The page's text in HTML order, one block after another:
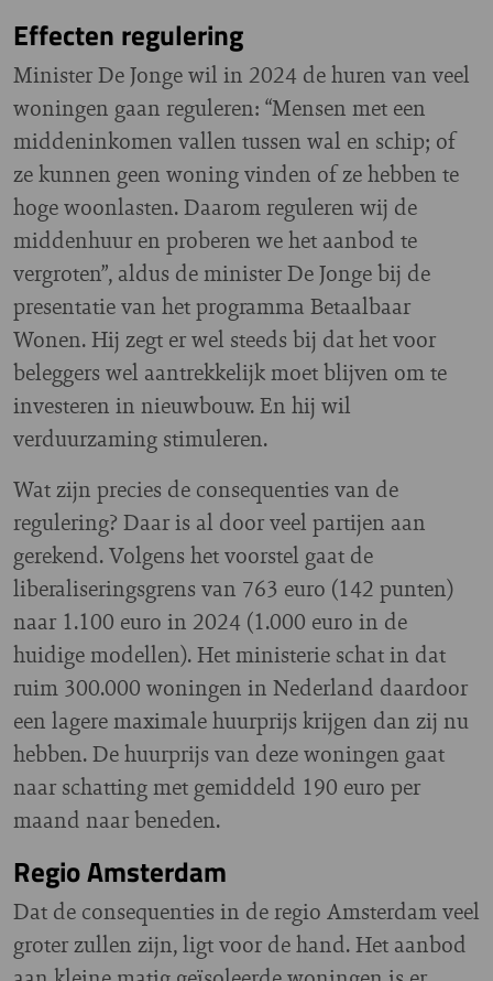
Effecten regulering
Minister De Jonge wil in 2024 de huren van veel
woningen gaan reguleren: “Mensen met een
middeninkomen vallen tussen wal en schip; of
ze kunnen geen woning vinden of ze hebben te
hoge woonlasten. Daarom reguleren wij de
middenhuur en proberen we het aanbod te
vergroten”, aldus de minister De Jonge bij de
presentatie van het programma Betaalbaar
Wonen. Hij zegt er wel steeds bij dat het voor
beleggers wel aantrekkelijk moet blijven om te
investeren in nieuwbouw. En hij wil
verduurzaming stimuleren.
Wat zijn precies de consequenties van de
regulering? Daar is al door veel partijen aan
gerekend. Volgens het voorstel gaat de
liberaliseringsgrens van 763 euro (142 punten)
naar 1.100 euro in 2024 (1.000 euro in de
huidige modellen). Het ministerie schat in dat
ruim 300.000 woningen in Nederland daardoor
een lagere maximale huurprijs krijgen dan zij nu
hebben. De huurprijs van deze woningen gaat
naar schatting met gemiddeld 190 euro per
maand naar beneden.
Regio Amsterdam
Dat de consequenties in de regio Amsterdam veel
groter zullen zijn, ligt voor de hand. Het aanbod